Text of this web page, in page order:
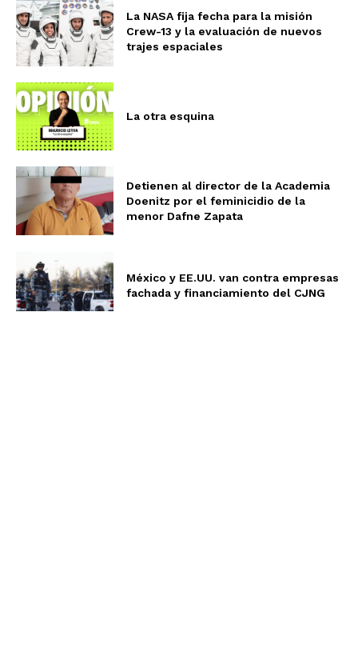
La NASA fija fecha para la misión
Crew-13 y la evaluación de nuevos
trajes espaciales
La otra esquina
Detienen al director de la Academia
Doenitz por el feminicidio de la
menor Dafne Zapata
México y EE.UU. van contra empresas
fachada y financiamiento del CJNG